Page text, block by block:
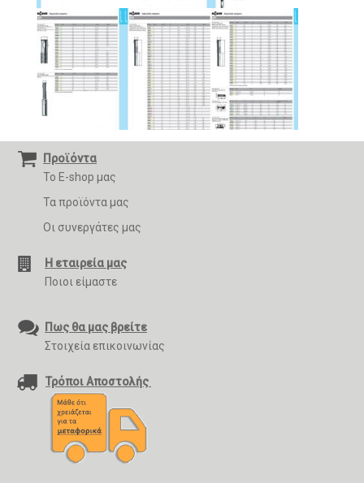
Προϊόντα
Το E-shop μας
Τα προϊόντα μας
Οι συνεργάτες μας
Η εταιρεία μας
Ποιοι είμαστε
Πως θα μας βρείτε
Στοιχεία επικοινωνίας
Τρόποι Αποστολής